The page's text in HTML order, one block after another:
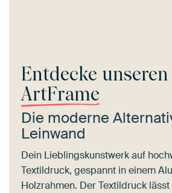
Entdecke unseren
ArtFrame
Die moderne
Leinwand
Dein Lieblingskunstwerk auf
Textildruck, gespannt in einem
Holzrahmen. Der Textildruck